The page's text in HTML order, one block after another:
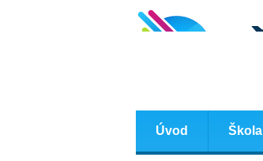
Úvod Škola